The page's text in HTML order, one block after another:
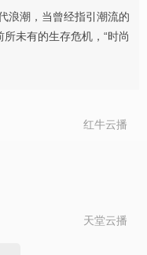
浪潮，当曾经指引潮流的
未有的生存危机，“时尚
红牛云播
天堂云播